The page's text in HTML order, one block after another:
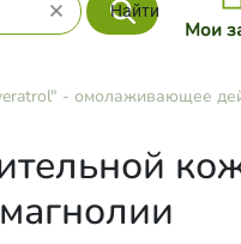
Найти
Мои
- омолаживающее